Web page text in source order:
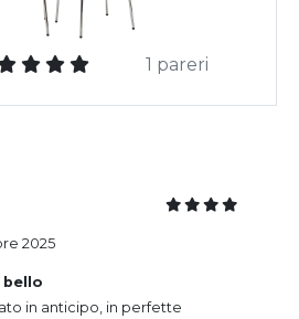
1 pareri
in anticipo, in perfette
2025